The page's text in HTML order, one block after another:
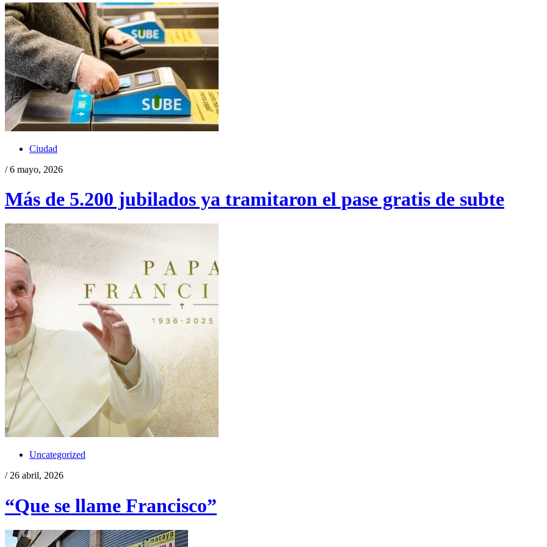
Ciudad
/ 6 mayo, 2026
Más de 5.200 jubilados ya tramitaron el pase gratis de subte
Uncategorized
/ 26 abril, 2026
“Que se llame Francisco”